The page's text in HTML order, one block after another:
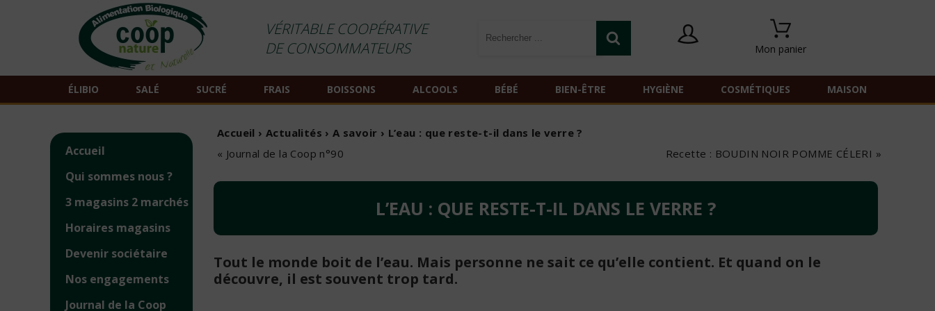
VÉRITABLE COOPÉRATIVE
DE CONSOMMATEURS
Mon panier
ÉLIBIO SALÉ SUCRÉ FRAIS BOISSONS ALCOOLS BÉBÉ BIEN-ÊTRE HYGIÈNE COSMÉTIQUES MAISON
Accueil ›Actualités ›A savoir › L’eau : que reste-t-il dans le verre ?
« Journal de la Coop n°90
Recette : BOUDIN NOIR POMME CÉLERI »
L’EAU : QUE RESTE-T-IL DANS LE VERRE ?
Tout le monde boit de l’eau. Mais personne ne sait ce qu’elle contient. Et quand on le
découvre, il est souvent trop tard.
Accueil
Qui sommes nous ?
3 magasins 2 marchés
Horaires magasins
Devenir sociétaire
Nos engagements
Journal de la Coop